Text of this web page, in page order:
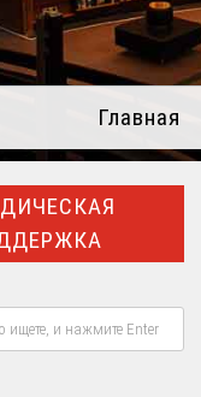
Главная